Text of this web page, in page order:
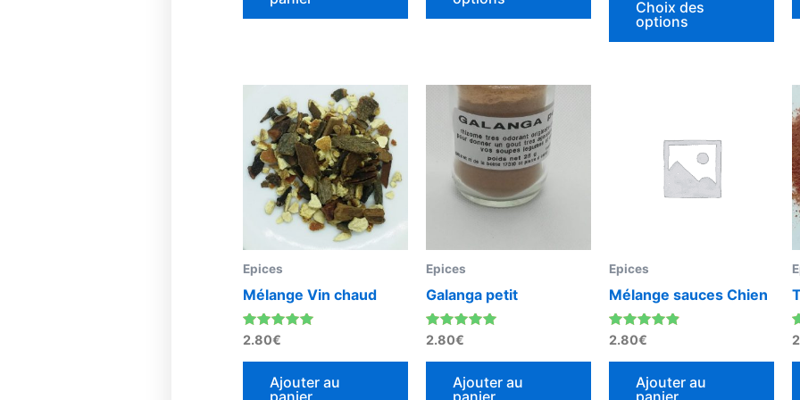
produit
Choix des
options
Epices
Mélange Vin chaud
Note
5.00
sur 5
2.80€
Ajouter au
panier
Epices
Galanga petit
Note
5.00
sur 5
2.80€
Ajouter au
panier
Epices
Mélange sauces Chien
Note
4.67
sur 5
2.80€
Ajouter au
panier